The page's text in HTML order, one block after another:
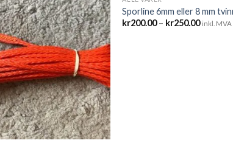
Sporline 6mm eller 8 mm
kr200.00 – kr250.00 inkl. MVA